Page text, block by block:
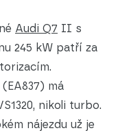
Audi Q7 II s
245 kW patří za
má
nikoli turbo.
nájezdu už je